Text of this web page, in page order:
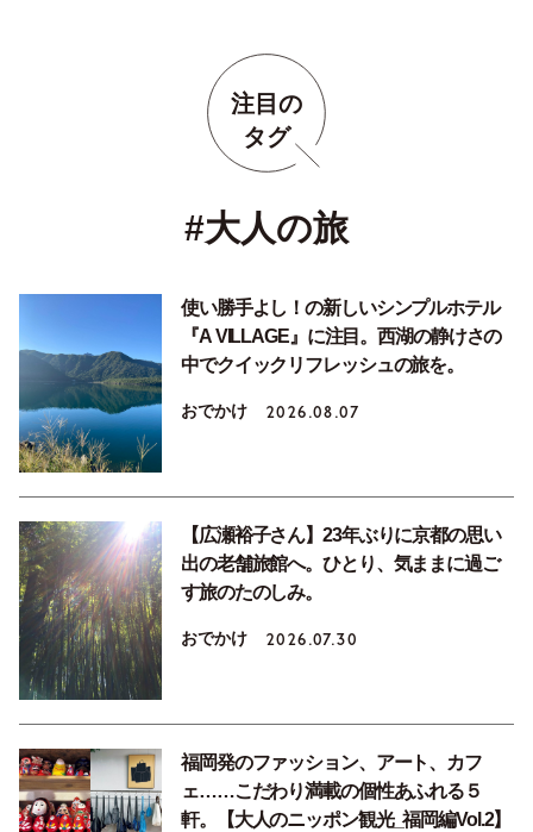
注目の
タグ
#大人の旅
使い勝手よし！の新しいシンプルホテル
『A VILLAGE』に注目。西湖の静けさの
中でクイックリフレッシュの旅を。
おでかけ 2026.08.07
【広瀬裕子さん】23年ぶりに京都の思い
出の老舗旅館へ。ひとり、気ままに過ご
す旅のたのしみ。
おでかけ 2026.07.30
福岡発のファッション、アート、カフ
ェ……こだわり満載の個性あふれる５
軒。【大人のニッポン観光_福岡編Vol.2】